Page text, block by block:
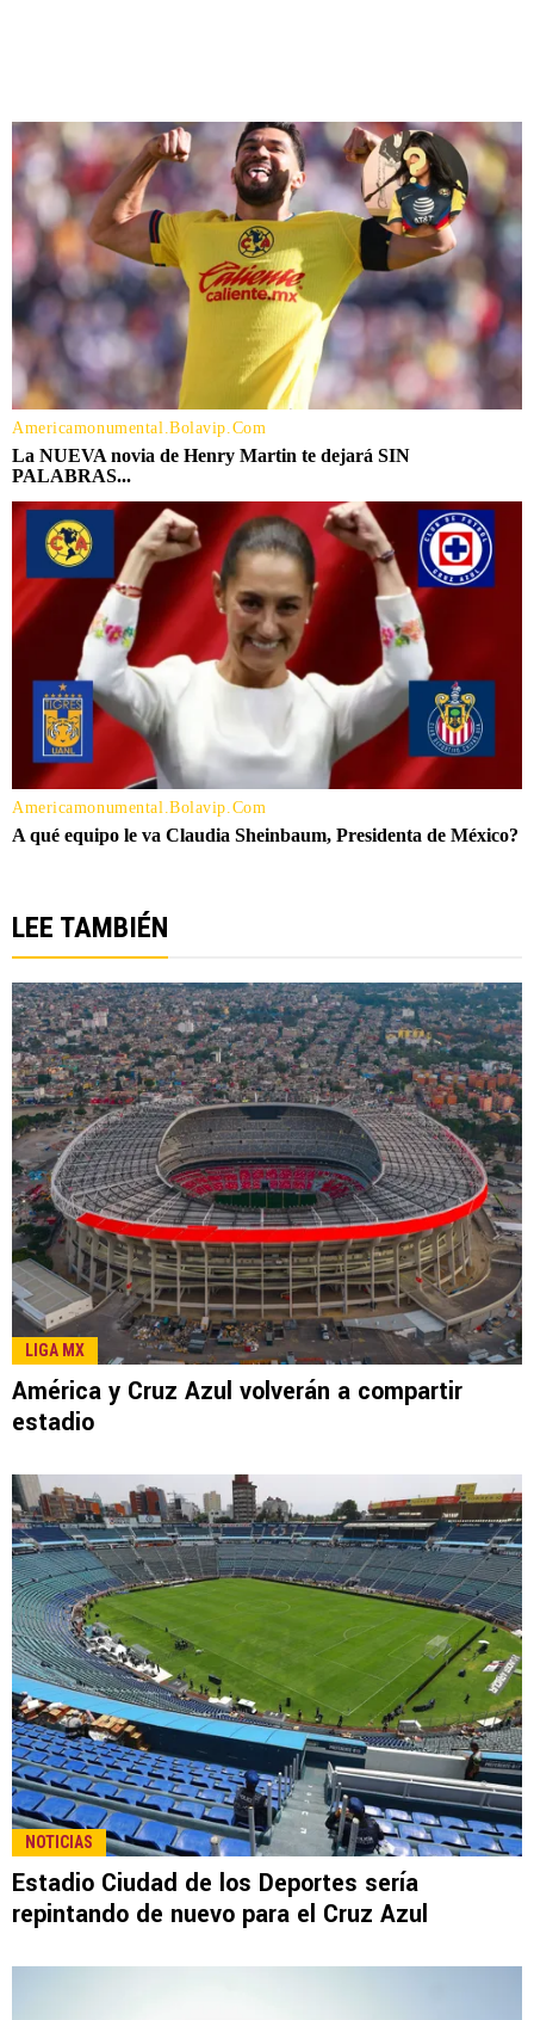
LEE TAMBIÉN
LIGA MX
América y Cruz Azul volverán a compartir
estadio
NOTICIAS
Estadio Ciudad de los Deportes sería
repintando de nuevo para el Cruz Azul